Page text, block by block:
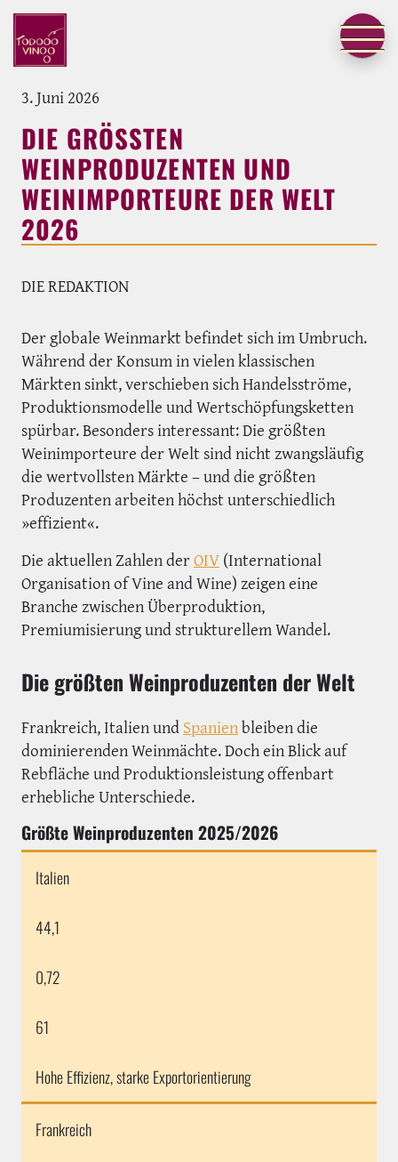
3. Juni 2026
DIE GRÖSSTEN W
EINPRODUZENTEN UND W
EINIMPORTEURE DER WELT 2
026
DIE REDAKTION
Der globale Weinmarkt befindet sich im Umbruch.
Während der Konsum in vielen klassischen
Märkten sinkt, verschieben sich Handelsströme,
Produktionsmodelle und Wertschöpfungsketten
spürbar. Besonders interessant: Die größten
Weinimporteure der Welt sind nicht zwangsläufig
die wertvollsten Märkte – und die größten
Produzenten arbeiten höchst unterschiedlich
»effizient«.
Die aktuellen Zahlen derOIV(International
Organisation of Vine and Wine) zeigen eine
Branche zwischen Überproduktion,
Premiumisierung und strukturellem Wandel.
Die größten Weinproduzenten der Welt
Frankreich, Italien undSpanienbleiben die
dominierenden Weinmächte. Doch ein Blick auf
Rebfläche und Produktionsleistung offenbart
erhebliche Unterschiede.
Größte Weinproduzenten 2025/2026
Italien
44,1
0,72
61
Hohe Effizienz, starke Exportorientierung
Frankreich